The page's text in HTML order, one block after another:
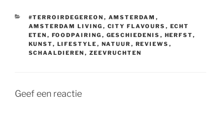
CATEGORIEËN
#TERROIRDEGEREON , AMSTERDAM ,
AMSTERDAM LIVING , CITY FLAVOURS , ECHT
ETEN , FOODPAIRING , GESCHIEDENIS , HERFST,
KUNST, LIFESTYLE , NATUUR , REVIEWS ,
SCHAALDIEREN , ZEEVRUCHTEN
Geef een reactie